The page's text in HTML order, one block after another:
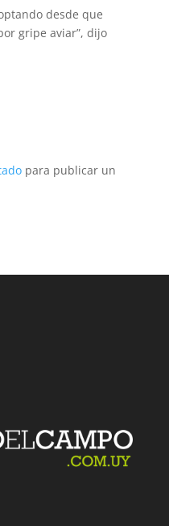
desde que
gripe aviar”, dijo
para publicar un